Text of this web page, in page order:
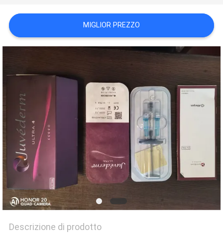
CASI
CHIEDI
PREVENTIVO
SHOPPING
ONLINE
MAPPA
DEL
MIGLIOR PREZZO
Descrizione di prodotto